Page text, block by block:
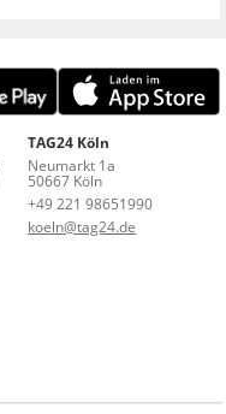
TAG24 Köln
Neumarkt 1a
50667 Köln
+49 221 98651990
koeln@tag24.de